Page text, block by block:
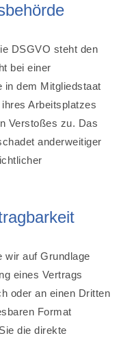
DSGVO steht den
bei einer
in dem Mitgliedstaat
Arbeitsplatzes
Verstoßes zu. Das
anderweitiger
wir auf Grundlage
eines Vertrags
oder an einen Dritten
Format
die direkte